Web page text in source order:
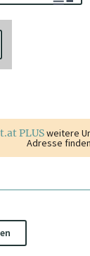
PLUSweitere
Adresse finden